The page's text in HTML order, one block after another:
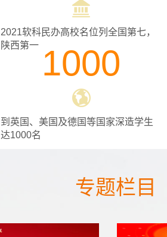
2021软科民办高校名位列全国第七，
陕西第一
1000
到英国、美国及德国等国家深造学生
达1000名
专题栏目